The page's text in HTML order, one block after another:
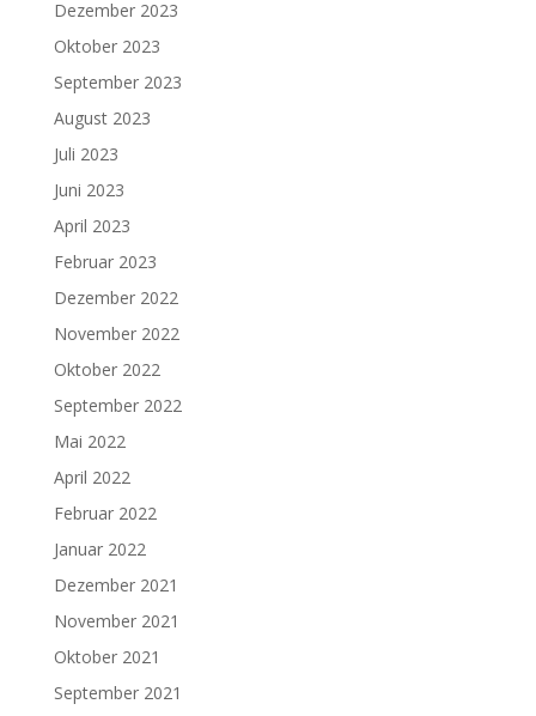
Dezember 2023
Oktober 2023
September 2023
August 2023
Juli 2023
Juni 2023
April 2023
Februar 2023
Dezember 2022
November 2022
Oktober 2022
September 2022
Mai 2022
April 2022
Februar 2022
Januar 2022
Dezember 2021
November 2021
Oktober 2021
September 2021